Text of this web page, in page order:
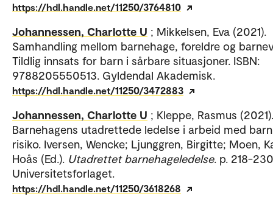
https://hdl.handle.net/11250/3764810
Johannessen, Charlotte U ; Mikkelsen, Eva (2021).
Samhandling mellom barnehage, foreldre og
Tildlig innsats for barn i sårbare situasjoner. ISBN:
9788205550513. Gyldendal Akademisk.
https://hdl.handle.net/11250/3472883
Johannessen, Charlotte U ; Kleppe, Rasmus (2021).
Barnehagens utadrettede ledelse i arbeid med
risiko. Iversen, Wencke; Ljunggren, Birgitte; Moen,
Hoås (Ed.). Utadrettet barnehageledelse. p. 218-
Universitetsforlaget.
https://hdl.handle.net/11250/3618268